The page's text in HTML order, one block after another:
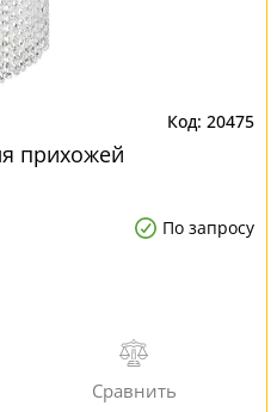
20475
прихожей
По запросу